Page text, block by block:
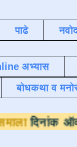
पाढे
अभ्यास
बोधकथा व
दैनंदिन